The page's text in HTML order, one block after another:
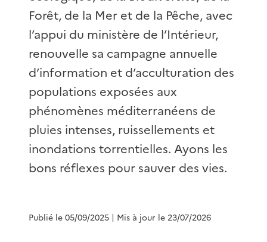
Forêt, de la Mer et de la Pêche, avec
l’appui du ministère de l’Intérieur,
renouvelle sa campagne annuelle
d’information et d’acculturation des
populations exposées aux
phénomènes méditerranéens de
pluies intenses, ruissellements et
inondations torrentielles. Ayons les
bons réflexes pour sauver des vies.
Publié le 05/09/2025 | Mis à jour le 23/07/2026